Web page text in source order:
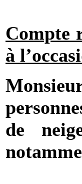
Compte
à
de